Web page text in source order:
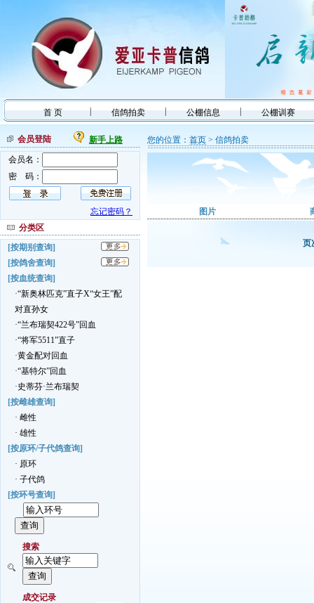
首 页 信鸽拍卖 公棚信息 公棚训赛
会员登陆
新手上路
会员名：
密 码：
忘记密码？
分类区
[按期别查询]
[按鸽舍查询]
[按血统查询]
·“新奥林匹克”直子X“女王”配
对直孙女
·“兰布瑞契422号”回血
·“将军5511”直子
·黄金配对回血
·“基特尔”回血
·史蒂芬·兰布瑞契
[按雌雄查询]
· 雌性
· 雄性
[按原环/子代鸽查询]
· 原环
· 子代鸽
[按环号查询]
搜索
成交记录
您的位置： 首页 > 信鸽拍卖
图片
页